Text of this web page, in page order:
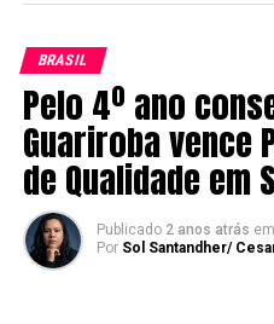
BRASIL
Pelo 4º ano
Guariroba vence
de Qualidade em
Publicado 2 anos atrás em
Por Sol Santandher/